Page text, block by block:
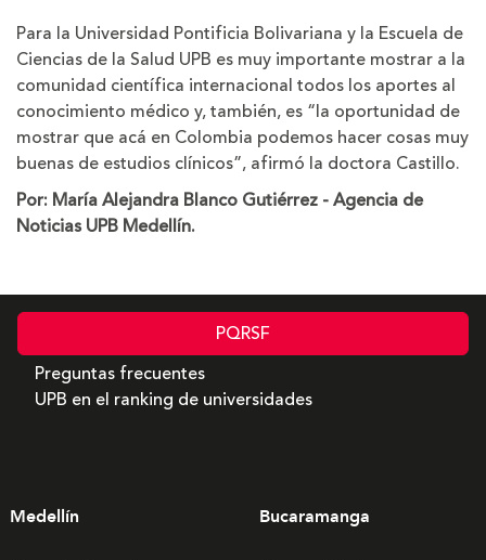
Para la Universidad Pontificia Bolivariana y la Escuela de
Ciencias de la Salud UPB es muy importante mostrar a la
comunidad científica internacional todos los aportes al
conocimiento médico y, también, es “la oportunidad de
mostrar que acá en Colombia podemos hacer cosas muy
buenas de estudios clínicos”, afirmó la doctora Castillo.
Por: María Alejandra Blanco Gutiérrez - Agencia de
Noticias UPB Medellín.
PQRSF
Preguntas frecuentes
UPB en el ranking de universidades
Medellín Bucaramanga